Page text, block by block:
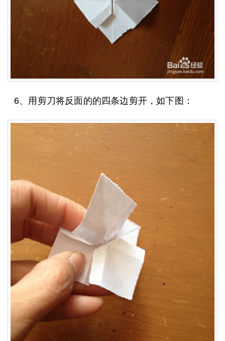
6、用剪刀将反面的的四条边剪开，如下图：